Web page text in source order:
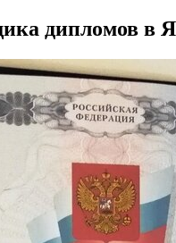
дипломов в